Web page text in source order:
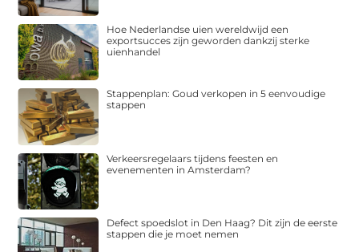
Hoe Nederlandse uien wereldwijd een
exportsucces zijn geworden dankzij sterke
uienhandel
Stappenplan: Goud verkopen in 5 eenvoudige
stappen
Verkeersregelaars tijdens feesten en
evenementen in Amsterdam?
Defect spoedslot in Den Haag? Dit zijn de eerste
stappen die je moet nemen